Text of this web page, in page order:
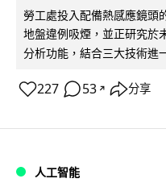
勞工處投入配備熱感應鏡頭
地盤違例吸煙，並正研究於
分析功能，結合三大技術進
227 53 ↗ 分享
人工智能